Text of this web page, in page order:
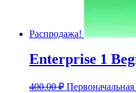
Распродажа!
Enterprise 1
400.00₽ Первоначальная